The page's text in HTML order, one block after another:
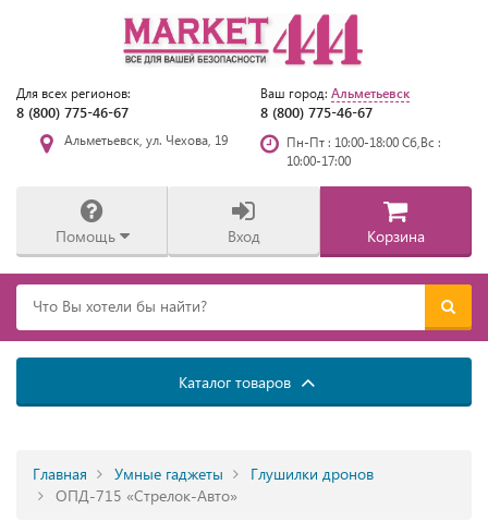
Для всех регионов:
8 (800) 775-46-67
Ваш город: Альметьевск
8 (800) 775-46-67
Альметьевск, ул. Чехова, 19
Пн-Пт : 10:00-18:00 Сб,Вс :
10:00-17:00
Помощь Вход Корзина
Каталог товаров
Главная Умные гаджеты
Глушилки дронов
ОПД-715 «Стрелок-Авто»